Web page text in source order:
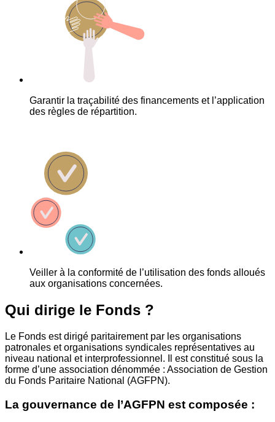
Garantir la traçabilité des financements et l’application
des règles de répartition.
Veiller à la conformité de l’utilisation des fonds alloués
aux organisations concernées.
Qui dirige le Fonds ?
Le Fonds est dirigé paritairement par les organisations
patronales et organisations syndicales représentatives au
niveau national et interprofessionnel. Il est constitué sous la
forme d’une association dénommée : Association de Gestion
du Fonds Paritaire National (AGFPN).
La gouvernance de l’AGFPN est composée :